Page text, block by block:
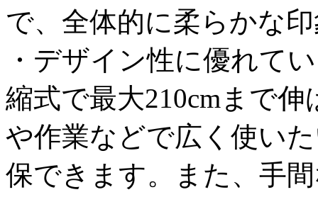
で、全体的に柔らかな
・デザイン性に優れて
縮式で最大210cmまで
や作業などで広く使い
保できます。また、手